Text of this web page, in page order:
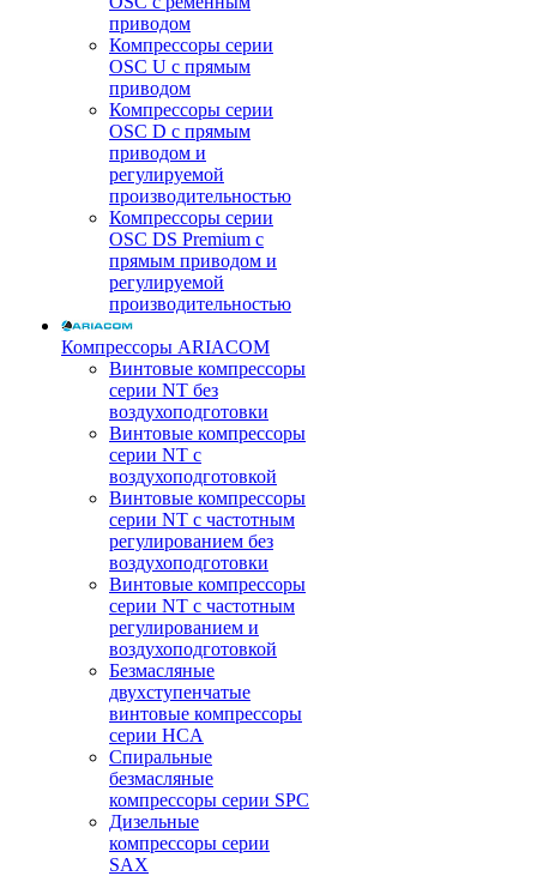
приводом
Компрессоры серии
OSC U с прямым
приводом
Компрессоры серии
OSC D с прямым
приводом и
регулируемой
производительностью
Компрессоры серии
OSC DS Premium с
прямым приводом и
регулируемой
производительностью
Компрессоры ARIACOM
Винтовые компрессоры
серии NT без
воздухоподготовки
Винтовые компрессоры
серии NT c
воздухоподготовкой
Винтовые компрессоры
серии NT с частотным
регулированием без
воздухоподготовки
Винтовые компрессоры
серии NT с частотным
регулированием и
воздухоподготовкой
Безмасляные
двухступенчатые
винтовые компрессоры
серии HCA
Спиральные
безмасляные
компрессоры серии SPC
Дизельные
компрессоры серии
SAX